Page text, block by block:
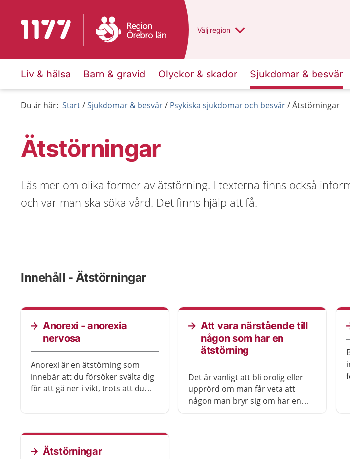
Till startsidan för 1177 Du har valt region
Välj en annan
region
Liv & hälsa Barn & gravid Olyckor & skador Sjukdomar & besvär
Du är här: Start Sjukdomar & besvär Psykiska sjukdomar och besvär Ätstörningar
Ätstörningar
Läs mer om olika former av ätstörning. I texterna finns också
och var man ska söka vård. Det finns hjälp att få.
Innehåll - Ätstörningar
Anorexi - anorexia
nervosa
Anorexi är en ätstörning som
innebär att du försöker svälta dig
för att gå ner i vikt, trots att du
du inte får behandling. De flesta
som får behandling blir friska.
Att vara närstående till
någon som har en
ätstörning
Det är vanligt att bli orolig eller
upprörd om man får veta att
någon man bryr sig om har en
Ätstörningar